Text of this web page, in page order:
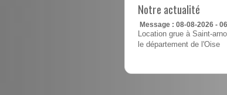
Notre actualité
Message : 08-08-2026 -
Location grue à Saint-
le département de l'Oise